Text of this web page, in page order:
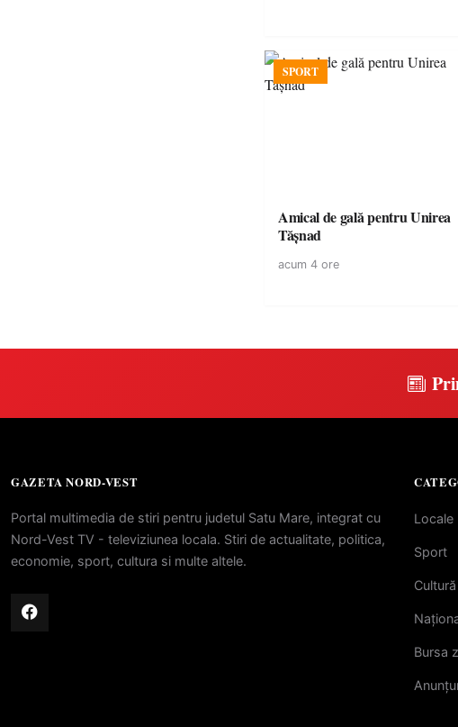
SPORT
Amical de gală pentru Unirea
Tășnad
acum 4 ore
GAZETA NORD-VEST
Portal multimedia de stiri pentru judetul Satu Mare, integrat cu
Nord-Vest TV - televiziunea locala. Stiri de actualitate, politica,
economie, sport, cultura si multe altele.
Locale
Sport
Cultură
Bursa